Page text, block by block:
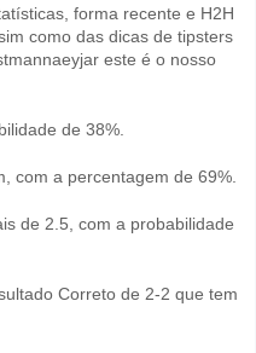
forma recente e H2H
como das dicas de tipsters
este é o nosso
de 38%.
com a percentagem de 69%.
de 2.5, com a probabilidade
Correto de 2-2 que tem